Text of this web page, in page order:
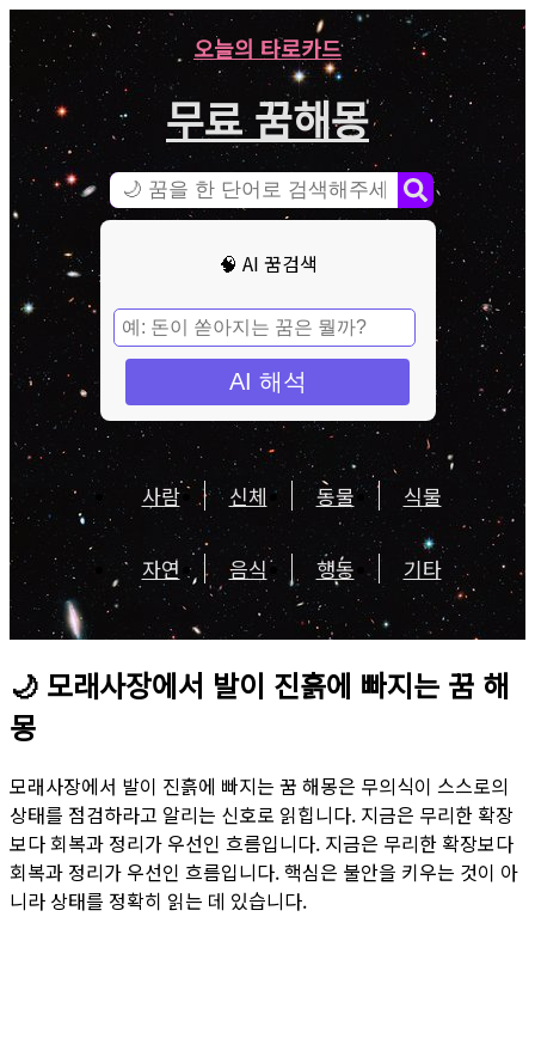
오늘의 타로카드
무료 꿈해몽
🧠 AI 꿈검색
AI 해석
사람 신체 동물 식물
자연 음식 행동 기타
🌙 모래사장에서 발이 진흙에 빠지는 꿈 해
몽
모래사장에서 발이 진흙에 빠지는 꿈 해몽은 무의식이 스스로의
상태를 점검하라고 알리는 신호로 읽힙니다. 지금은 무리한 확장
보다 회복과 정리가 우선인 흐름입니다. 지금은 무리한 확장보다
회복과 정리가 우선인 흐름입니다. 핵심은 불안을 키우는 것이 아
니라 상태를 정확히 읽는 데 있습니다.